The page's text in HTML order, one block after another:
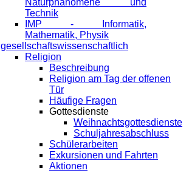
Naturphänomene und
Technik
IMP - Informatik,
Mathematik, Physik
gesellschaftswissenschaftlich
Religion
Beschreibung
Religion am Tag der offenen
Tür
Häufige Fragen
Gottesdienste
Weihnachtsgottesdienste
Schuljahresabschluss
Schülerarbeiten
Exkursionen und Fahrten
Aktionen